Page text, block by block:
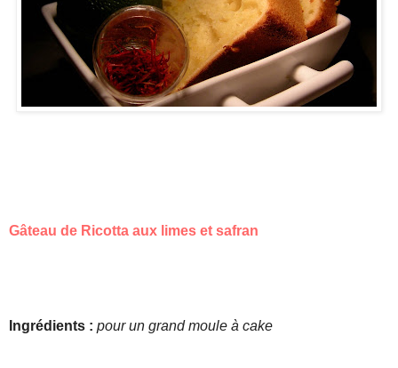
Gâteau de Ricotta aux limes et safran
Ingrédients : pour un grand moule à cake